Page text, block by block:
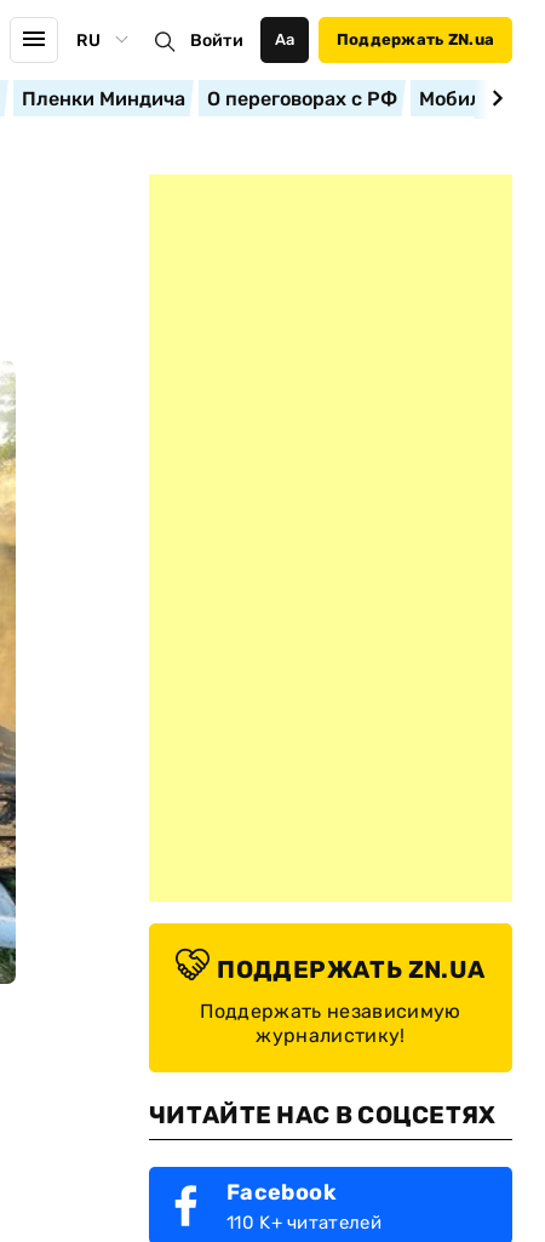
RU Войти Аа Поддержать ZN.ua
Пленки Миндича О переговорах с РФ
ПОДДЕРЖАТЬ ZN.UA
Поддержать независимую
журналистику!
ЧИТАЙТЕ НАС В СОЦСЕТЯХ
Facebook
110 K+ читателей